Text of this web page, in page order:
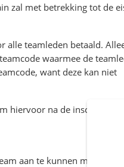
zal met betrekking tot de
alle teamleden betaald.
waarmee de
want deze kan niet
hiervoor na de inschrijving
aan te kunnen melden,